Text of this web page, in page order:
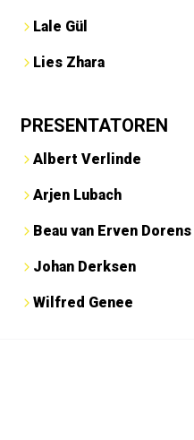
Lale Gül
Lies Zhara
PRESENTATOREN
Albert Verlinde
Arjen Lubach
Beau van Erven Dorens
Johan Derksen
Wilfred Genee